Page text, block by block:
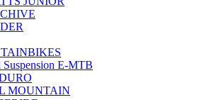
Suspension E-MTB
MOUNTAIN